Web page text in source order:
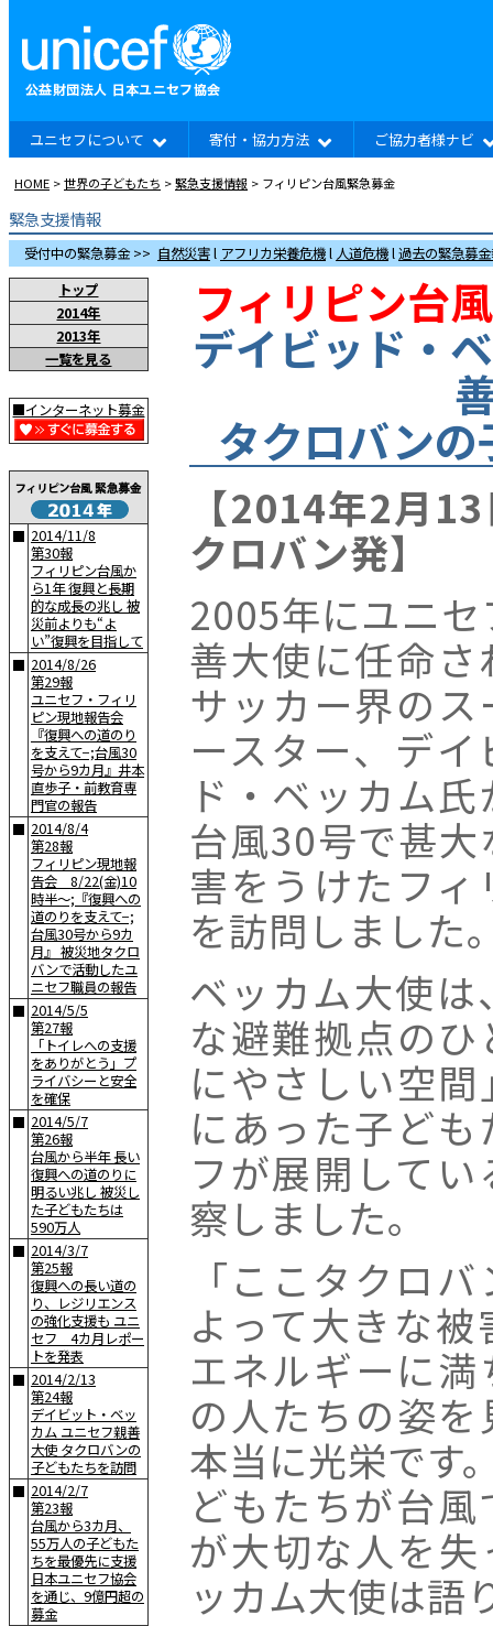
ユニセフについて 寄付・協力方法 ご協力者様ナビ
HOME >世界の子どもたち >緊急支援情報 > フィリピン台風緊急募金
緊急支援情報
受付中の緊急募金 >> 自然災害l アフリカ栄養危機l 人道危機l過去の緊急募
トップ
2014年
2013年
一覧を見る
■インターネット募金
■ 2014/11/8
第30報
フィリピン台風か
ら1年 復興と長期
的な成長の兆し 被
災前よりも“よ
い”復興を目指して
■ 2014/8/26
第29報
ユニセフ・フィリ
ピン現地報告会
『復興への道のり
を支えて−;台風30
号から9カ月』井本
直歩子・前教育専
門官の報告
■ 2014/8/4
第28報
フィリピン現地報
告会 8/22(金)10
時半〜;『復興への
道のりを支えて−;
台風30号から9カ
月』 被災地タクロ
バンで活動したユ
ニセフ職員の報告
■ 2014/5/5
第27報
「トイレへの支援
をありがとう」プ
ライバシーと安全
を確保
■ 2014/5/7
第26報
台風から半年 長い
復興への道のりに
明るい兆し 被災し
た子どもたちは
590万人
■ 2014/3/7
第25報
復興への長い道の
り、レジリエンス
の強化支援も ユニ
セフ 4カ月レポー
トを発表
■ 2014/2/13
第24報
デイビット・ベッ
カム ユニセフ親善
大使 タクロバンの
子どもたちを訪問
■ 2014/2/7
第23報
台風から3カ月、
55万人の子どもた
ちを最優先に支援
日本ユニセフ協会
を通じ、9億円超の
募金
フィリピン台
デイビッド・
タクロバン
【2014年2月
クロバン発】
2005年にユニセ
善大使に任命さ
サッカー界のス
ースター、デイ
ド・ベッカム氏
台風30号で甚大
害をうけたフ
を訪問しました
ベッカム大使
な避難拠点の
にやさしい空
にあった子ど
フが展開して
察しました。
「ここタクロ
よって大きな
エネルギーに
の人たちの姿
本当に光栄です
どもたちが台
が大切な人を
ッカム大使は語